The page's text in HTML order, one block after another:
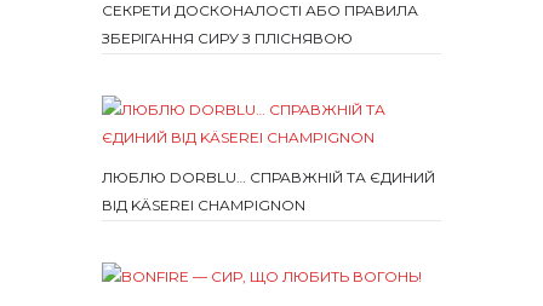
СЕКРЕТИ ДОСКОНАЛОСТІ АБО ПРАВИЛА
ЗБЕРІГАННЯ СИРУ З ПЛІСНЯВОЮ
ЛЮБЛЮ DORBLU… СПРАВЖНІЙ ТА ЄДИНИЙ
ВІД KÄSEREI CHAMPIGNON